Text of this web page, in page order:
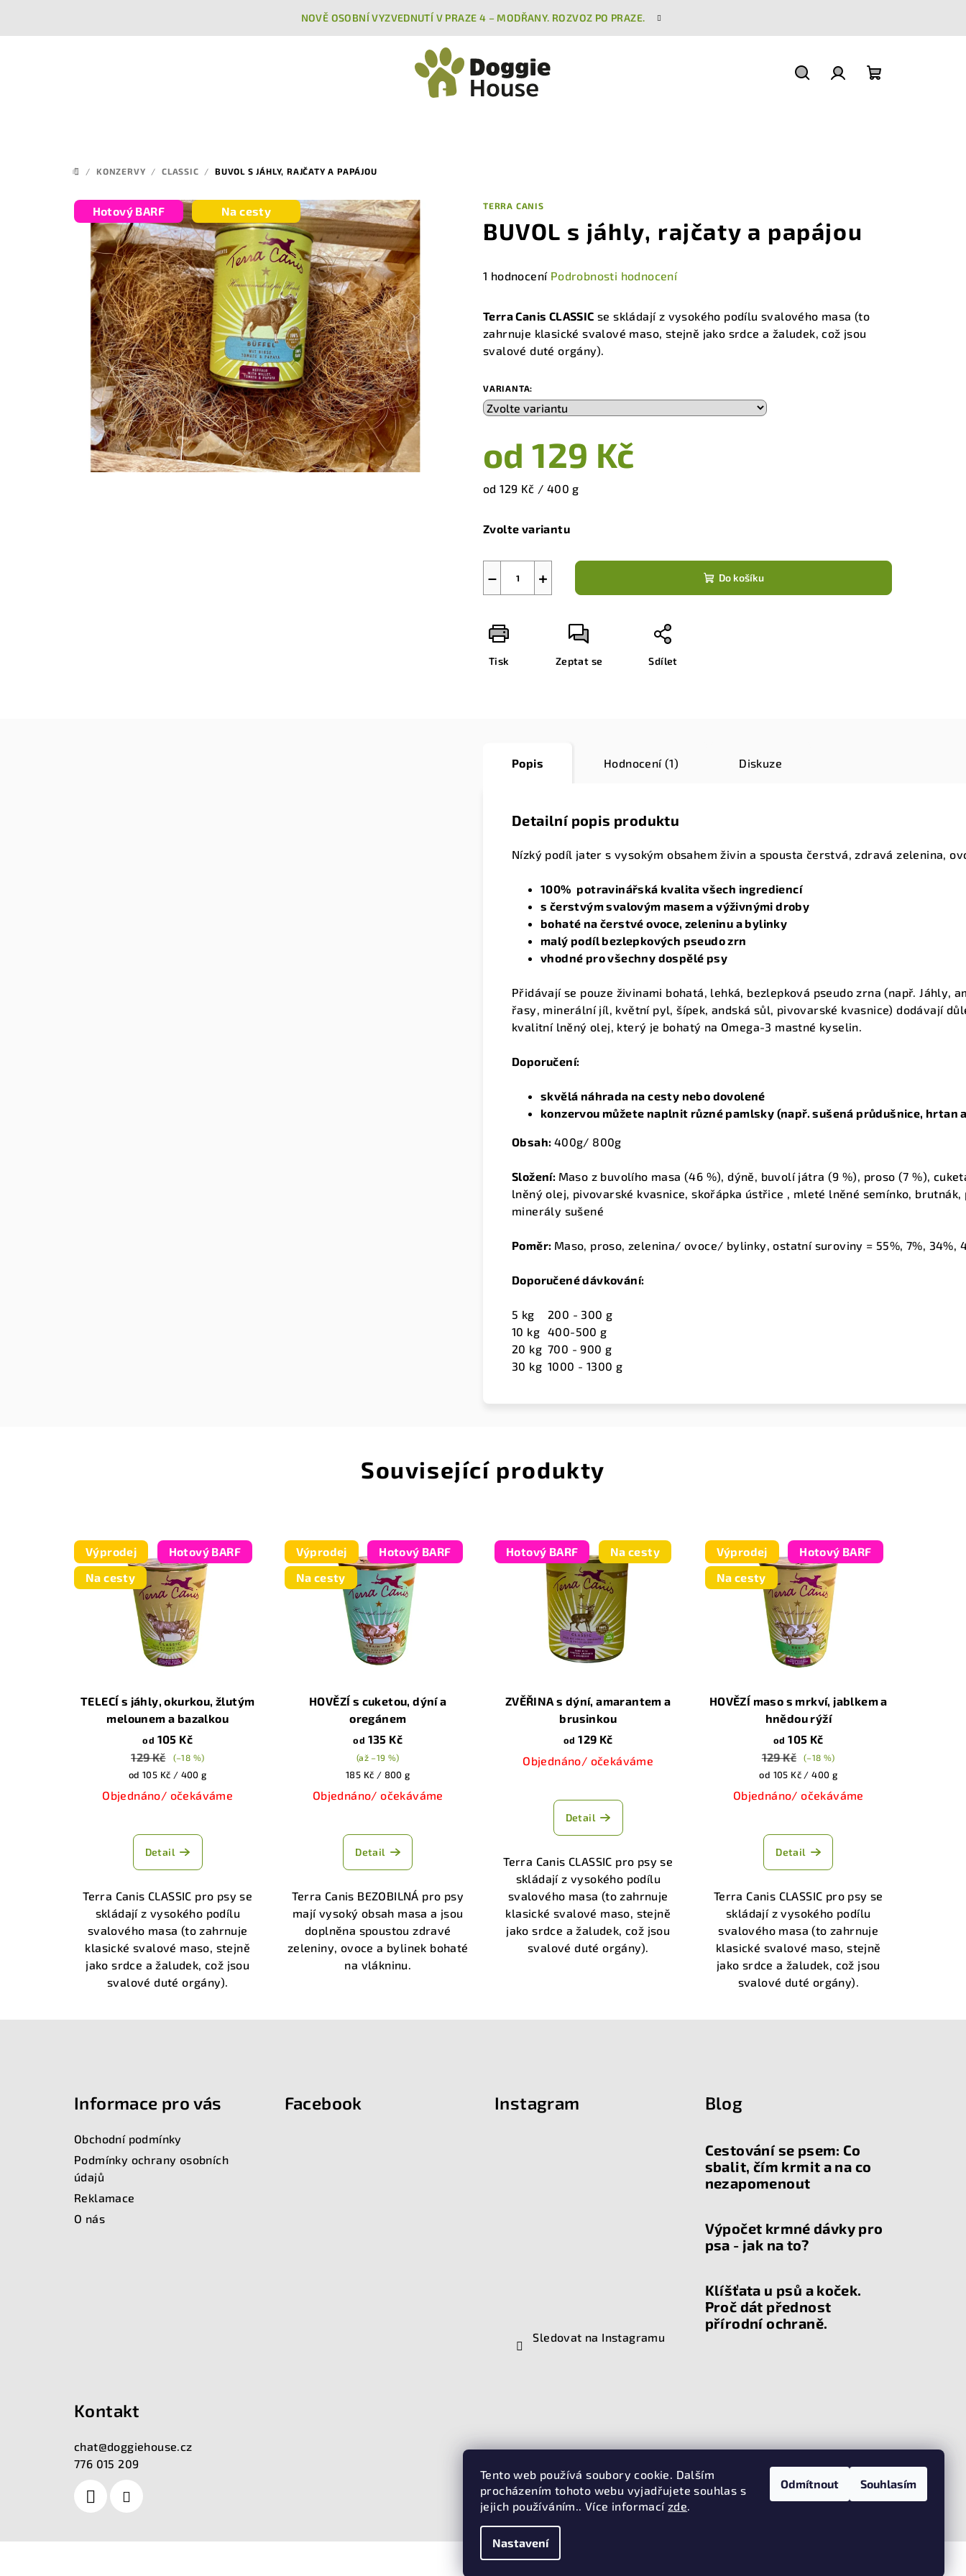
Tento web používá soubory cookie. Dalším
procházením tohoto webu vyjadřujete souhlas s
jejich používáním.. Více informací zde.
Nastavení
Odmítnout Souhlasím
NOVĚ OSOBNÍ VYZVEDNUTÍ V PRAZE 4 – MODŘANY. ROZVOZ PO PRAZE.
DOMŮ
/ KONZERVY / CLASSIC / BUVOL S JÁHLY, RAJČATY A PAPÁJOU
TERRA CANIS
BUVOL s jáhly, rajčaty a papájou
Průměrné
produktu
hvězdiček.
1 hodnocení Podrobnosti hodnocení
Terra Canis CLASSIC se skládají z vysokého podílu svalového masa (to
zahrnuje klasické svalové maso, stejně jako srdce a žaludek, což jsou
svalové duté orgány).
VARIANTA:
od129 Kč
Měrná
od 129 Kč / 400 g
Zvolte variantu
+
− Do košíku
Tisk Zeptat se Sdílet
Hotový BARF Na cesty
Popis Hodnocení (1) Diskuze
Detailní popis produktu
Nízký podíl jater s vysokým obsahem živin a spousta čerstvá, zdravá zelenina,
100% potravinářská kvalita všech ingrediencí
s čerstvým svalovým masem a výživnými droby
bohaté na čerstvé ovoce, zeleninu a bylinky
malý podíl bezlepkových pseudo zrn
vhodné pro všechny dospělé psy
Přidávají se pouze živinami bohatá, lehká, bezlepková pseudo zrna (např. Jáhly,
řasy, minerální jíl, květní pyl, šípek, andská sůl, pivovarské kvasnice) dodávají
kvalitní lněný olej, který je bohatý na Omega-3 mastné kyselin.
Doporučení:
skvělá náhrada na cesty nebo dovolené
konzervou můžete naplnit různé pamlsky (např. sušená průdušnice, hrtan
Obsah: 400g/ 800g
Složení: Maso z buvolího masa (46 %), dýně, buvolí játra (9 %), proso (7 %),
lněný olej, pivovarské kvasnice, skořápka ústřice , mleté ​​lněné semínko,
minerály sušené
Poměr: Maso, proso, zelenina/ ovoce/ bylinky, ostatní suroviny = 55%, 7%, 34%,
Doporučené dávkování:
5 kg
200 - 300 g
10 kg 400-500 g
20 kg 700 - 900 g
30 kg 1000 - 1300 g
Související produkty
Výprodej
Hotový BARF
Na cesty
TELECÍ s jáhly, okurkou, žlutým
melounem a bazalkou
od 105 Kč
129 Kč
(–18 %)
Měrná
cena:
od 105 Kč / 400 g
Objednáno/ očekáváme
hodnocení
produktu
je
5,0
hvězdiček.
Detail
Terra Canis CLASSIC pro psy se
skládají z vysokého podílu
svalového masa (to zahrnuje
klasické svalové maso, stejně
jako srdce a žaludek, což jsou
svalové duté orgány).
Výprodej
Hotový BARF
Na cesty
HOVĚZÍ s cuketou, dýní a
oregánem
od 135 Kč
(až –19 %)
Měrná
cena:
185 Kč / 800 g
Objednáno/ očekáváme
hodnocení
produktu
je
5,0
hvězdiček.
Detail
Terra Canis BEZOBILNÁ pro psy
mají vysoký obsah masa a jsou
doplněna spoustou zdravé
zeleniny, ovoce a bylinek bohaté
na vlákninu.
Hotový BARF Na cesty
ZVĚŘINA s dýní, amarantem a
brusinkou
od 129 Kč
Objednáno/ očekáváme
hodnocení
produktu
je
5,0
hvězdiček.
Detail
Terra Canis CLASSIC pro psy se
skládají z vysokého podílu
svalového masa (to zahrnuje
klasické svalové maso, stejně
jako srdce a žaludek, což jsou
svalové duté orgány).
Výprodej
Hotový BARF
Na cesty
HOVĚZÍ maso s mrkví, jablkem a
hnědou rýží
od 105 Kč
129 Kč
(–18 %)
Měrná
cena:
od 105 Kč / 400 g
Objednáno/ očekáváme
hodnocení
produktu
je
5,0
hvězdiček.
Detail
Terra Canis CLASSIC pro psy se
skládají z vysokého podílu
svalového masa (to zahrnuje
klasické svalové maso, stejně
jako srdce a žaludek, což jsou
svalové duté orgány).
Informace pro vás
Obchodní podmínky
Podmínky ochrany osobních
údajů
Reklamace
O nás
Facebook Instagram
Sledovat na Instagramu
Blog
Cestování se psem: Co
sbalit, čím krmit a na co
nezapomenout
Výpočet krmné dávky pro
psa - jak na to?
Klíšťata u psů a koček.
Proč dát přednost
přírodní ochraně.
Kontakt
chat@doggiehouse.cz
776 015 209
Copyright 2026